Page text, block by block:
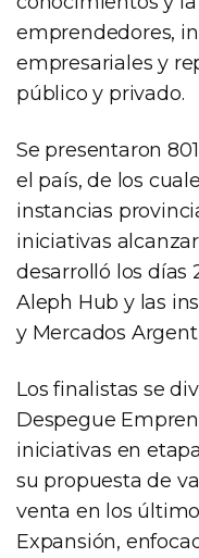
emprendedores,
empresariales y
público y privado.
Se presentaron
el país, de los
instancias
iniciativas
desarrolló los días
Aleph Hub y las
y Mercados
Los finalistas se
Despegue
iniciativas en
su propuesta de
venta en los
Expansión,